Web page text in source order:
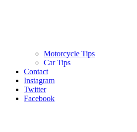
Motorcycle Tips
Car Tips
Contact
Instagram
Twitter
Facebook